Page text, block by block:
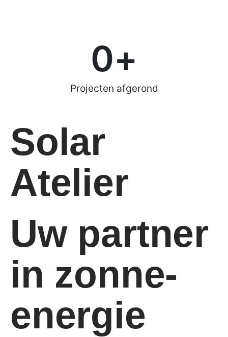
Projecten afgerond
0+
Solar
Atelier
Uw partner
in zonne-
energie